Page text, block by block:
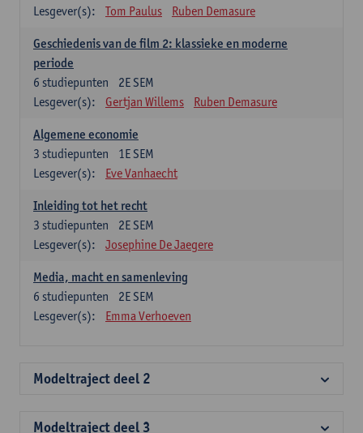
Lesgever(s):
Tom Paulus Ruben Demasure
Geschiedenis van de film 2: klassieke en moderne
periode
2E SEM
6 studiepunten
Lesgever(s):
Gertjan Willems Ruben Demasure
Algemene economie
1E SEM
3 studiepunten
Lesgever(s):
Eve Vanhaecht
Inleiding tot het recht
2E SEM
3 studiepunten
Lesgever(s):
Josephine De Jaegere
Media, macht en samenleving
2E SEM
6 studiepunten
Lesgever(s):
Emma Verhoeven
Modeltraject deel 2
Modeltraject deel 3